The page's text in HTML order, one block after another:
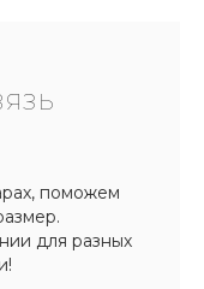
поможем
для разных